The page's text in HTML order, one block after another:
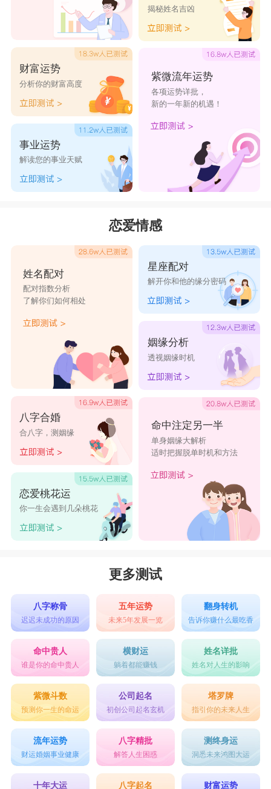
单身的双鱼座今年有望遇见心仪的对象，天时
地利人和，一切都指向美好的姻缘际会。单身的双
鱼座很有希望脱单，已经有对象的双鱼座有着很强
烈的结婚信息。感情上的不断升温会给双鱼带来很
强烈的幸福感，好运连连!
天性浪漫的双鱼，对待爱情他们既专一而又花
心。爱情对于双鱼来说，就如同鱼儿和水，是不可
或缺的，他们时时刻刻都渴望这一段美好的爱情。
失恋的时候双鱼会很痛苦，但这种失恋的感觉去的
第四名：
2021年对于
来说是很好的一年，二月份
的天秤在爱情上也会有很大的收获。单身的天秤有
望脱单，多多留意一下身边的朋友，可能有的人暗
恋你已久，正准备趁着这个机会跟你告白。如果天
秤有心仪的对象，也一定要把握机会，争取脱单成
爱情对于天秤座来说是一件很美好的事情，他
们从小拥有纯真的梦想，渴望爱情的到来，憧憬一
份美好的爱情。天秤座的人是天生的交际家，交际
和沟通能力强，是普遍的恋爱高手，他们对于爱情
保持着一个高度的热情，把恋爱当成一种享受，不
论是甜蜜还是苦涩，重要的是其中的过程。天秤座
在情感中是属于主动和被动相结合的星座，他们愿
如同天秤一般，努力维持着感情和生活的平衡，他
们不愿意被感情左右，也不会为了生活放弃自己的
最爱。
第五名： 狮子座
二月份，
狮子座
的魅力指数大增，许多异性都
为狮子的魅力所折服。所以，狮子座在二月份很可
能会走桃花运。如果有不错的告白对象，狮子座不
妨试着交往看看，也许就会是你命中注定的另一
财富运势
分析你的财富高度
事业运势
解读您的事业天赋
揭秘姓名吉凶
紫微流年运势
各项运势详批，
新的一年新的机遇！
恋爱情感
姓名配对
配对指数分析
了解你们如何相处
八字合婚
合八字，测姻缘
恋爱桃花运
你一生会遇到几朵桃花
星座配对
解开你和他的缘分密码
姻缘分析
透视姻缘时机
命中注定另一半
单身姻缘大解析
适时把握脱单时机和方法
更多测试
八字称骨
迟迟未成功的原因
五年运势
未来5年发展一览
翻身转机
告诉你赚什么最吃香
命中贵人
谁是你的命中贵人
横财运
躺着都能赚钱
姓名详批
姓名对人生的影响
紫微斗数
预测你一生的命运
公司起名
初创公司起名玄机
塔罗牌
指引你的未来人生
流年运势
财运婚姻事业健康
八字精批
解答人生困惑
测终身运
洞悉未来鸿图大运
十年大运 八字起名 财富运势